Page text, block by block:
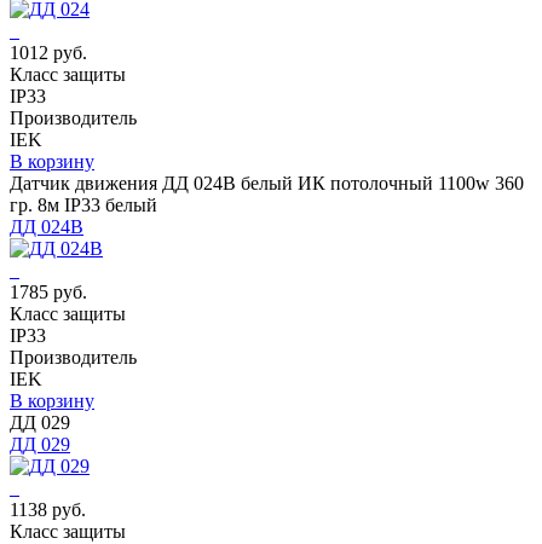
1012 руб.
Класс защиты
IP33
Производитель
IEK
В корзину
Датчик движения ДД 024В белый ИК потолочный 1100w 360
гр. 8м IP33 белый
ДД 024В
1785 руб.
Класс защиты
IP33
Производитель
IEK
В корзину
ДД 029
ДД 029
1138 руб.
Класс защиты